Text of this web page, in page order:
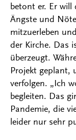
betont er. Er will
Ängste und
mitzuerleben
der Kirche. Das
überzeugt.
Projekt geplant,
verfolgen. „Ich
begleiten. Das
Pandemie, die
leider nur sehr